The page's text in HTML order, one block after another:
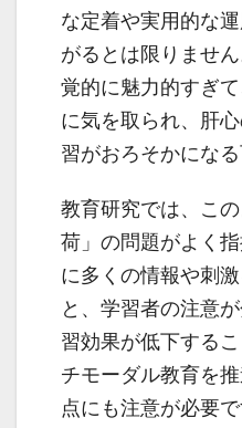
な定着や実用的な
がるとは限りませ
覚的に魅力的すぎ
に気を取られ、肝
習がおろそかにな
教育研究では、こ
荷」の問題がよく
に多くの情報や刺
と、学習者の注意
習効果が低下する
チモーダル教育を
点にも注意が必要で